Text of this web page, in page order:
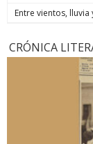
Entre vientos,
CRÓNICA